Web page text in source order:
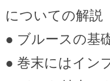
についての解説
● ブルースの基
● 巻末にはイン